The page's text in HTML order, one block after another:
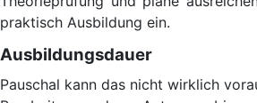
praktisch Ausbildung ein.
Ausbildungsdauer
Pauschal kann das nicht wirklich